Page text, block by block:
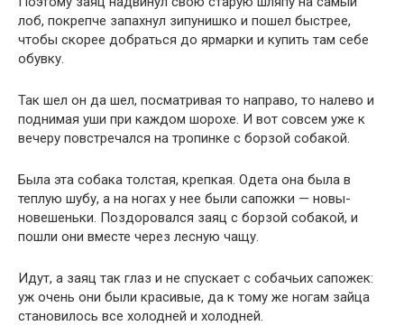
лоб, покрепче запахнул зипунишко и пошел быстрее,
чтобы скорее добраться до ярмарки и купить там себе
обувку.
Так шел он да шел, посматривая то направо, то налево и
поднимая уши при каждом шорохе. И вот совсем уже к
вечеру повстречался на тропинке с борзой собакой.
Была эта собака толстая, крепкая. Одета она была в
теплую шубу, а на ногах у нее были сапожки — новы-
новешеньки. Поздоровался заяц с борзой собакой, и
пошли они вместе через лесную чащу.
Идут, а заяц так глаз и не спускает с собачьих сапожек:
уж очень они были красивые, да к тому же ногам зайца
становилось все холодней и холодней.